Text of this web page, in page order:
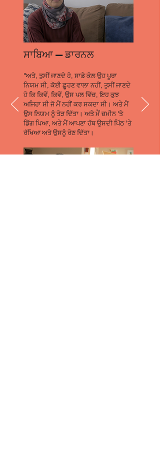
ਸਾਬਿਆ — ਡਾਰਨਲ
"ਅਤੇ, ਤੁਸੀਂ ਜਾਣਦੇ ਹੋ, ਸਾਡੇ ਕੋਲ ਉਹ ਪੂਰਾ
ਨਿਯਮ ਸੀ, ਕੋਈ ਛੂਹਣ ਵਾਲਾ ਨਹੀਂ, ਤੁਸੀਂ ਜਾਣਦੇ
ਹੋ ਕਿ ਕਿਵੇਂ, ਕਿਵੇਂ, ਉਸ ਪਲ ਵਿੱਚ, ਇਹ ਕੁਝ
ਅਜਿਹਾ ਸੀ ਜੋ ਮੈਂ ਨਹੀਂ ਕਰ ਸਕਦਾ ਸੀ। ਅਤੇ ਮੈਂ
ਉਸ ਨਿਯਮ ਨੂੰ ਤੋੜ ਦਿੱਤਾ। ਅਤੇ ਮੈਂ ਜ਼ਮੀਨ 'ਤੇ
ਡਿੱਗ ਪਿਆ, ਅਤੇ ਮੈਂ ਆਪਣਾ ਹੱਥ ਉਸਦੀ ਪਿੱਠ 'ਤੇ
ਰੱਖਿਆ ਅਤੇ ਉਸਨੂੰ ਰੋਣ ਦਿੱਤਾ।